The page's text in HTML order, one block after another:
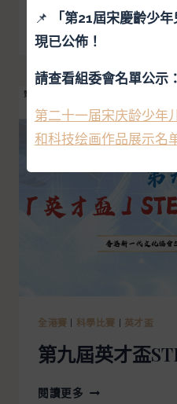
閱讀更多
全港賽 科學比賽 英才盃
第九屆英才盃
閱讀更多
📌 「第21屆宋慶齡少
現已公佈！
請查看組委會名單公示：
第二十一届宋庆龄少年
和科技绘画作品展示名